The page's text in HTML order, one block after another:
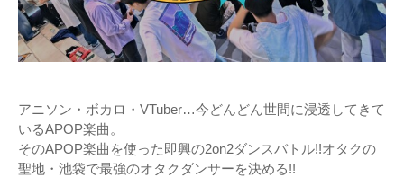
アニソン・ボカロ・VTuber…今どんどん世間に浸透してきて
いるAPOP楽曲。
そのAPOP楽曲を使った即興の2on2ダンスバトル!!オタクの
聖地・池袋で最強のオタクダンサーを決める!!